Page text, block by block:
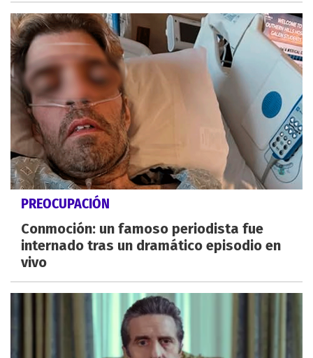
PREOCUPACIÓN
Conmoción: un famoso periodista fue
internado tras un dramático episodio en
vivo